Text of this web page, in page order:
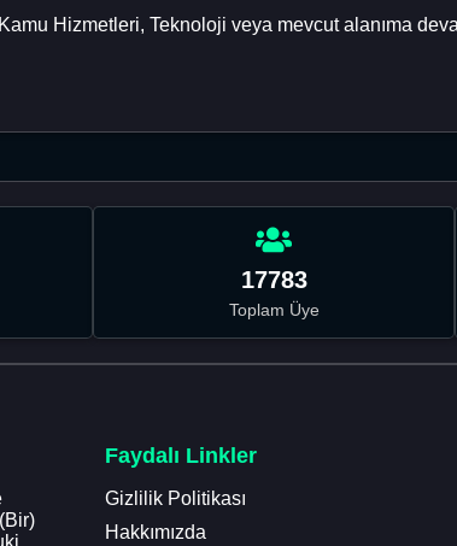
Hizmetleri, Teknoloji veya mevcut alanıma
17783
Toplam Üye
Faydalı Linkler
Gizlilik Politikası
Hakkımızda